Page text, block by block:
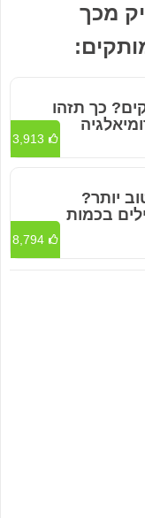
מכך
כך תזהו
3,913
יותר?
בכמות
8,794